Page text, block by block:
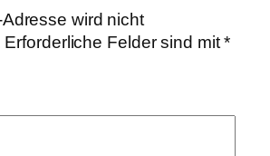
wird nicht
Erforderliche Felder sind mit*